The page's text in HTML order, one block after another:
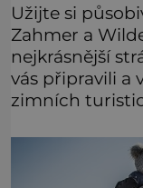
Užijte si
Zahmer a
nejkrásnější
vás připravili a
zimních